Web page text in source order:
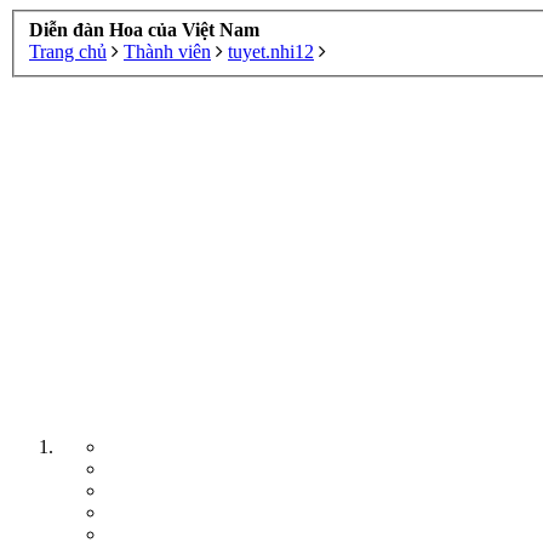
Diễn đàn Hoa của Việt Nam
Trang chủ
Thành viên tuyet.nhi12